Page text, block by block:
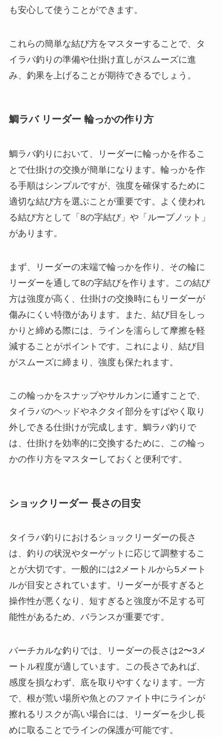
も安心して使うことができます。
これらの簡単な結び方をマスターすることで、タ
イラバ釣りの準備や仕掛け直しがスムーズに進
み、釣果を上げることが期待できるでしょう。
鯛ラバ リーダー 輪っかの作り方
鯛ラバ釣りにおいて、リーダーに輪っかを作るこ
とで仕掛けの交換が簡単になります。輪っかを作
る手順はシンプルですが、強度を確保するために
適切な結び方を選ぶことが重要です。よく使われ
る結び方として「8の字結び」や「ループノット」
があります。
まず、リーダーの末端で輪っかを作り、その輪に
リーダーを通して8の字結びを作ります。この結び
方は強度が高く、仕掛けの交換時にもリーダーが
傷みにくい特徴があります。また、結び目をしっ
かりと締める際には、ラインを濡らして摩擦を軽
減することがポイントです。これにより、結び目
がスムーズに締まり、強度も保たれます。
この輪っかをスナップやサルカンに通すことで、
タイラバのヘッドやネクタイ部分をすばやく取り
外しできる仕掛けが完成します。鯛ラバ釣りで
は、仕掛けを効率的に交換するために、この輪っ
かの作り方をマスターしておくと便利です。
ショックリーダー 長さの目安
タイラバ釣りにおけるショックリーダーの長さ
は、釣りの状況やターゲットに応じて調整するこ
とが大切です。一般的には2メートルから5メート
ルが目安とされています。リーダーが長すぎると
操作性が悪くなり、短すぎると強度が不足する可
能性があるため、バランスが重要です。
バーチカルな釣りでは、リーダーの長さは2〜3メ
ートル程度が適しています。この長さであれば、
感度を損なわず、底を取りやすくなります。一方
で、根が荒い場所や魚とのファイト中にラインが
擦れるリスクが高い場合には、リーダーを少し長
めに取ることでラインの保護が可能です。